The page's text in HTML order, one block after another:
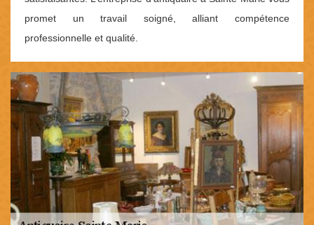
promet un travail soigné, alliant compétence
professionnelle et qualité.